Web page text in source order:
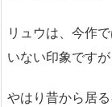
リュウは、今作
いない印象です
やはり昔から居